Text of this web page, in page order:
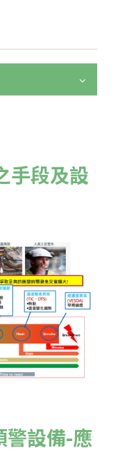
手段及設
警設備-應